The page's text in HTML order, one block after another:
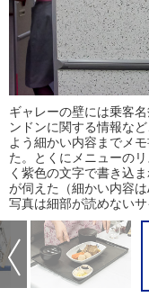
ギャレーの壁には乗客
ンドンに関する情報な
よう細かい内容までメ
た。とくにメニューの
く紫色の文字で書き込
が伺えた（細かい内容
写真は細部が読めないサ